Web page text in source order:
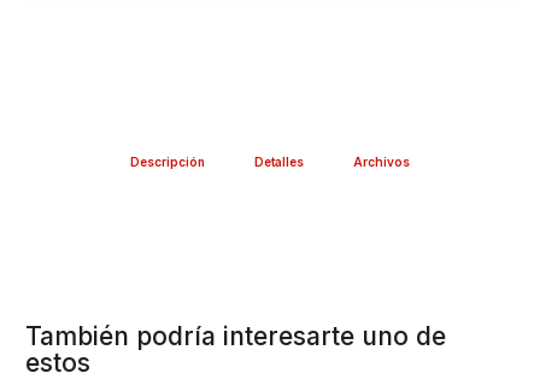
Descripción Detalles Archivos
También podría interesarte uno de
estos